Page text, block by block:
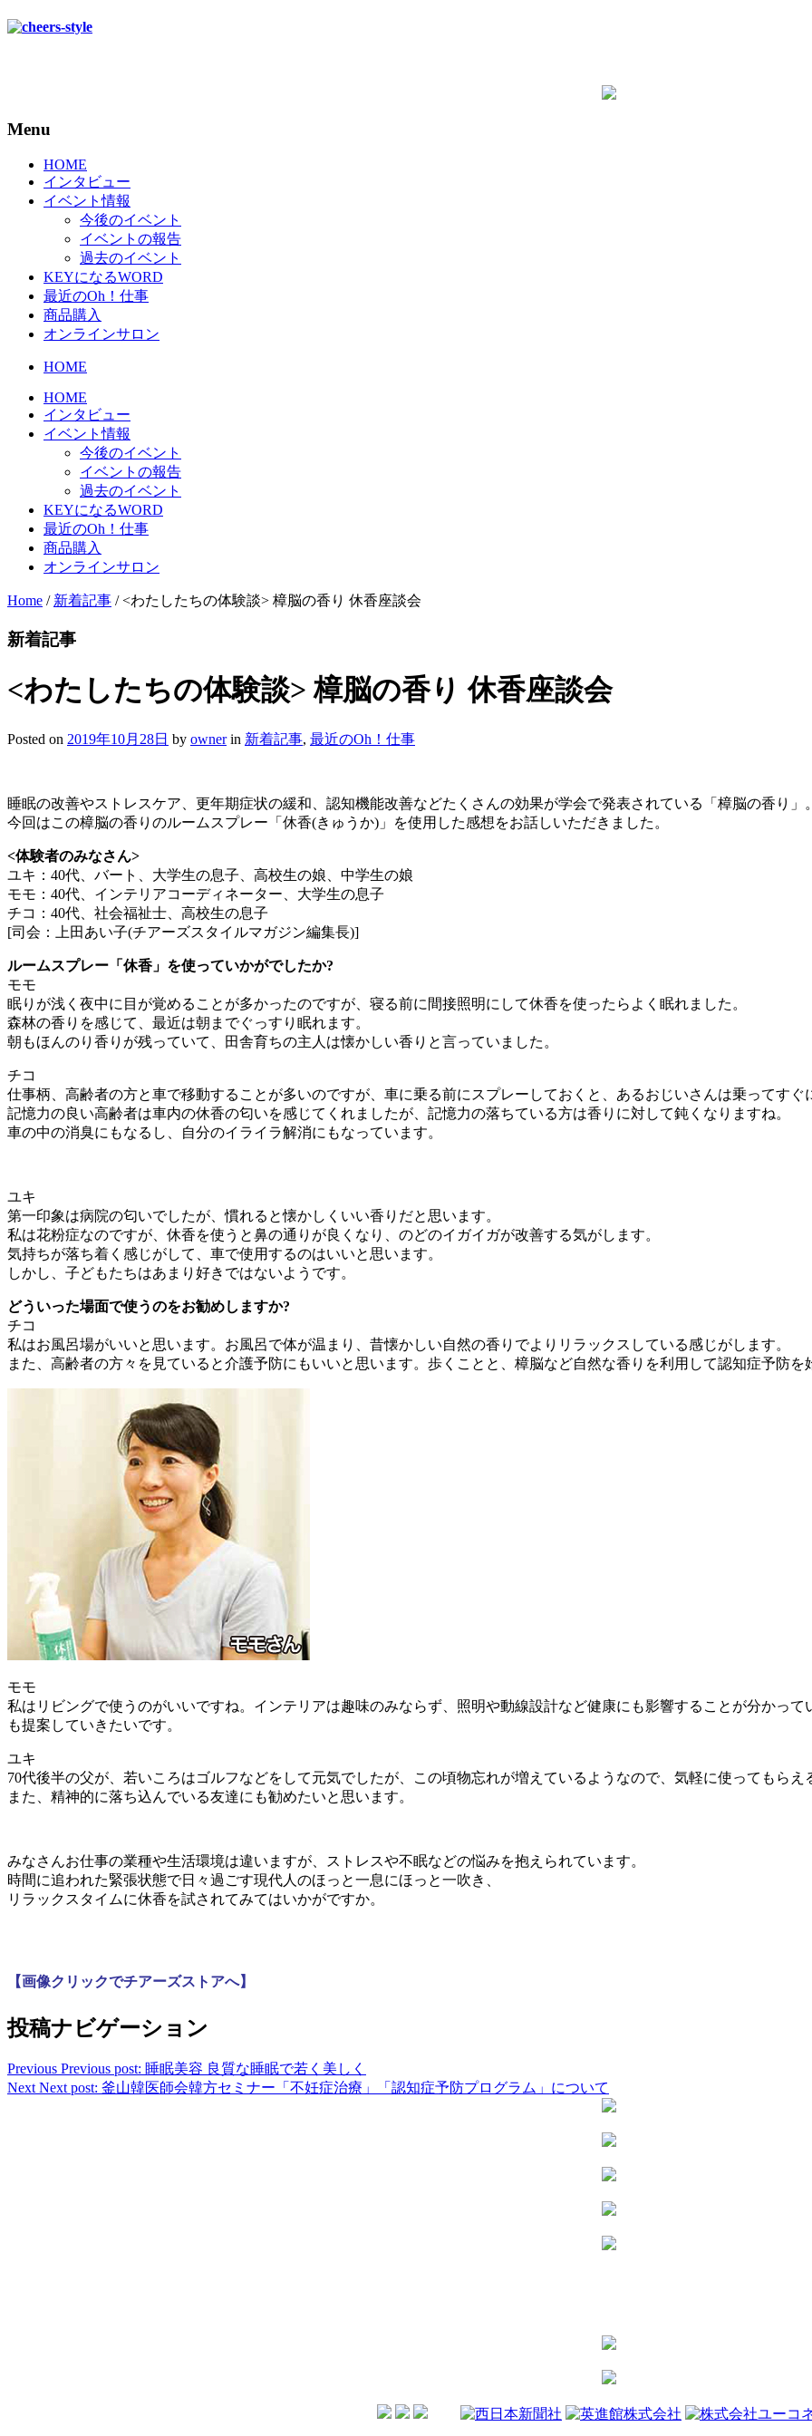
Menu
HOME
インタビュー
イベント情報
今後のイベント
イベントの報告
過去のイベント
KEYになるWORD
最近のOh！仕事
商品購入
オンラインサロン
HOME
HOME
インタビュー
イベント情報
今後のイベント
イベントの報告
過去のイベント
KEYになるWORD
最近のOh！仕事
商品購入
オンラインサロン
Home / 新着記事 /<わたしたちの体験談> 樟脳の香り 休香座談会
新着記事
<わたしたちの体験談> 樟脳の香り 休香座談会
Posted on 2019年10月28日 by ownerin 新着記事, 最近のOh！仕事
睡眠の改善やストレスケア、更年期症状の緩和、認知機能改善などたくさんの効果が学会で発表されている「樟脳の香り」。
今回はこの樟脳の香りのルームスプレー「休香(きゅうか)」を使用した感想をお話しいただきました。
<体験者のみなさん>
ユキ：40代、バート、大学生の息子、高校生の娘、中学生の娘
モモ：40代、インテリアコーディネーター、大学生の息子
チコ：40代、社会福祉士、高校生の息子
[司会：上田あい子(チアーズスタイルマガジン編集長)]
ルームスプレー「休香」を使っていかがでしたか?
モモ
眠りが浅く夜中に目が覚めることが多かったのですが、寝る前に間接照明にして休香を使ったらよく眠れました。
森林の香りを感じて、最近は朝までぐっすり眠れます。
朝もほんのり香りが残っていて、田舎育ちの主人は懐かしい香りと言っていました。
チコ
仕事柄、高齢者の方と車で移動することが多いのですが、車に乗る前にスプレーしておくと、あるおじいさんは乗ってすぐ
記憶力の良い高齢者は車内の休香の匂いを感じてくれましたが、記憶力の落ちている方は香りに対して鈍くなりますね。
車の中の消臭にもなるし、自分のイライラ解消にもなっています。
ユキ
第一印象は病院の匂いでしたが、慣れると懐かしくいい香りだと思います。
私は花粉症なのですが、休香を使うと鼻の通りが良くなり、のどのイガイガが改善する気がします。
気持ちが落ち着く感じがして、車で使用するのはいいと思います。
しかし、子どもたちはあまり好きではないようです。
どういった場面で使うのをお勧めしますか?
チコ
私はお風呂場がいいと思います。お風呂で体が温まり、昔懐かしい自然の香りでよりリラックスしている感じがします。
また、高齢者の方々を見ていると介護予防にもいいと思います。歩くことと、樟脳など自然な香りを利用して認知症予防を
モモ
私はリビングで使うのがいいですね。インテリアは趣味のみならず、照明や動線設計など健康にも影響することが分かっ
も提案していきたいです。
ユキ
70代後半の父が、若いころはゴルフなどをして元気でしたが、この頃物忘れが増えているようなので、気軽に使ってもらえ
また、精神的に落ち込んでいる友達にも勧めたいと思います。
みなさんお仕事の業種や生活環境は違いますが、ストレスや不眠などの悩みを抱えられています。
時間に追われた緊張状態で日々過ごす現代人のほっと一息にほっと一吹き、
リラックスタイムに休香を試されてみてはいかがですか。
【画像クリックでチアーズストアへ】
投稿ナビゲーション
Previous Previous post: 睡眠美容 良質な睡眠で若く美しく
Next Next post: 釜山韓医師会韓方セミナー「不妊症治療」「認知症予防プログラム」について